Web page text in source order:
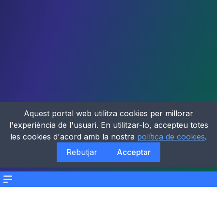
Menu
Aquest portal web utilitza cookies per millorar
l'experiència de l'usuari. En utilitzar-lo, accepteu totes
les cookies d'acord amb la nostra política de cookies.
Rebutjar
Acceptar